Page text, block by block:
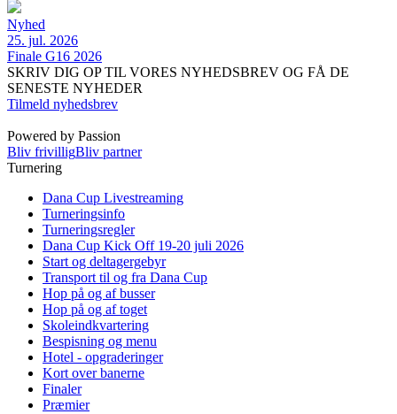
Nyhed
25. jul. 2026
Finale G16 2026
SKRIV DIG OP TIL VORES NYHEDSBREV OG FÅ DE
SENESTE NYHEDER
Tilmeld nyhedsbrev
Powered by Passion
Bliv frivilligBliv partner
Turnering
Dana Cup Livestreaming
Turneringsinfo
Turneringsregler
Dana Cup Kick Off 19-20 juli 2026
Start og deltagergebyr
Transport til og fra Dana Cup
Hop på og af busser
Hop på og af toget
Skoleindkvartering
Bespisning og menu
Hotel - opgraderinger
Kort over banerne
Finaler
Præmier